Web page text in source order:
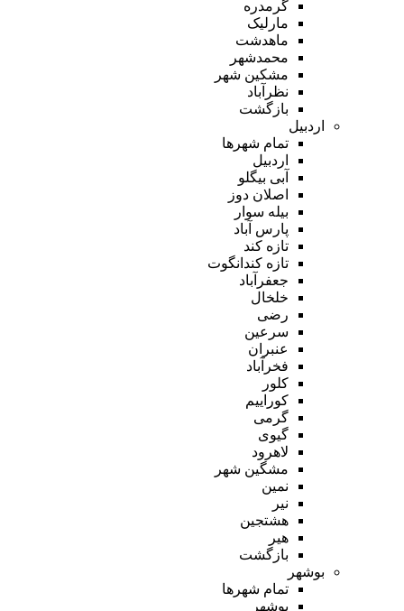
گرمدره
مارلیک
ماهدشت
محمدشهر
مشکین شهر
نظرآباد
بازگشت
اردبیل
تمام شهر‌ها
اردبیل
آبی بیگلو
اصلان دوز
بیله سوار
پارس آباد
تازه کند
تازه کندانگوت
جعفرآباد
خلخال
رضی
سرعین
عنبران
فخرآباد
کلور
کوراییم
گرمی
گیوی
لاهرود
مشگین شهر
نمین
نیر
هشتجین
هیر
بازگشت
بوشهر
تمام شهر‌ها
بوشهر